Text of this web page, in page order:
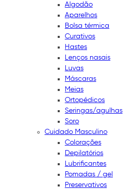
Algodão
Aparelhos
Bolsa térmica
Curativos
Hastes
Lenços nasais
Luvas
Máscaras
Meias
Ortopédicos
Seringas/agulhas
Soro
Cuidado Masculino
Colorações
Depilatórios
Lubrificantes
Pomadas / gel
Preservativos